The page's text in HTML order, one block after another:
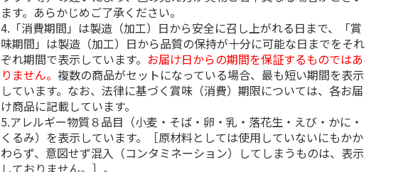
ます。あらかじめご了承ください。
4.「消費期間」は製造（加工）日から安全に召し上がれる日まで、「賞
味期間」は製造（加工）日から品質の保持が十分に可能な日までをそれ
ぞれ期間で表示しています。 お届け日からの期間を保証するものではあ
りません。複数の商品がセットになっている場合、最も短い期間を表示
しています。なお、法律に基づく賞味（消費）期限については、各お届
け商品に記載しています。
5.アレルギー物質８品目（小麦・そば・卵・乳・落花生・えび・かに・
くるみ）を表示しています。［原材料としては使用していないにもかか
わらず、意図せず混入（コンタミネーション）してしまうものは、表示